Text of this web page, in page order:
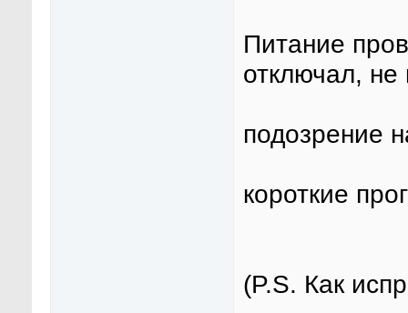
Питание
отключал, не
подозрение
короткие
(P.S. Как